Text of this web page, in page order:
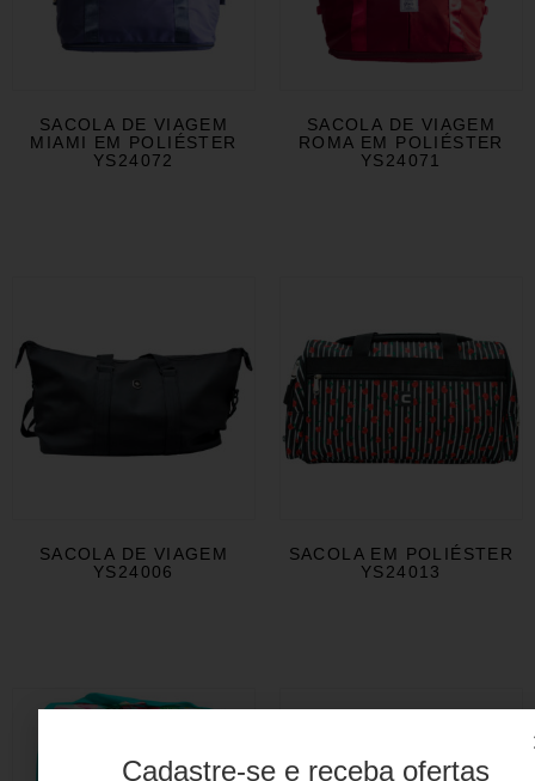
SACOLA DE VIAGEM
MIAMI EM POLIÉSTER
YS24072
SACOLA DE VIAGEM
ROMA EM POLIÉSTER
YS24071
SACOLA DE VIAGEM
YS24006
SACOLA EM POLIÉSTER
YS24013
Cadastre-se e receba ofertas